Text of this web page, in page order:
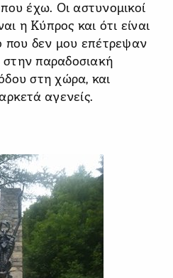
έχω. Οι αστυνομικοί
η Κύπρος και ότι είναι
που δεν μου επέτρεψαν
παραδοσιακή
στη χώρα, και
αγενείς.